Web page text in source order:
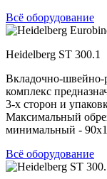
Всё оборудование
Heidelberg ST 300.1
Вкладочно-швейно-
комплекс
3-х сторон и
Максимальный
минимальный -
Всё оборудование